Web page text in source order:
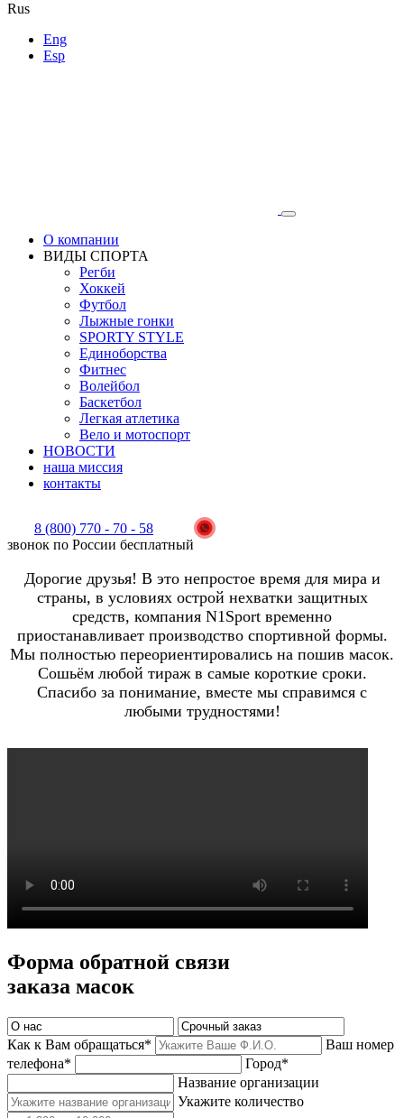
Rus
Eng
Esp
О компании
ВИДЫ СПОРТА
Регби
Хоккей
Футбол
Лыжные гонки
SPORTY STYLE
Единоборства
Фитнес
Волейбол
Баскетбол
Легкая атлетика
Вело и мотоспорт
НОВОСТИ
наша миссия
контакты
8 (800) 770 - 70 - 58
звонок по России бесплатный
Дорогие друзья! В это непростое время для мира и
страны, в условиях острой нехватки защитных
средств, компания N1Sport временно
приостанавливает производство спортивной формы.
Мы полностью переориентировались на пошив масок.
Сошьём любой тираж в самые короткие сроки.
Спасибо за понимание, вместе мы справимся с
любыми трудностями!
Форма обратной связи
заказа масок
Как к Вам обращаться*
Ваш номер
телефона*
Город*
Название организации
Укажите количество